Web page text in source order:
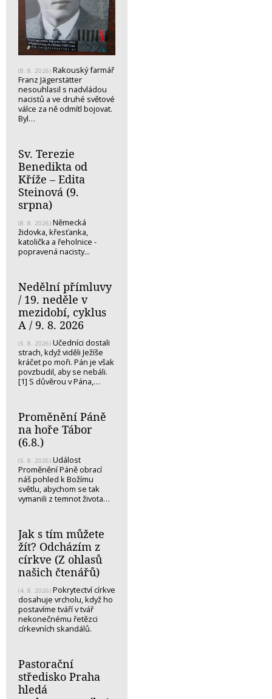
(8. 8. 2026) Rakouský farmář
Franz Jägerstätter
nesouhlasil s nadvládou
nacistů a ve druhé světové
válce za ně odmítl bojovat.
Byl…
Sv. Terezie
Benedikta od
Kříže – Edita
Steinová (9.
srpna)
(8. 8. 2026) Německá
židovka, křesťanka,
katolička a řeholnice -
popravená nacisty...
Nedělní přímluvy
/ 19. neděle v
mezidobí, cyklus
A / 9. 8. 2026
(5. 8. 2026) Učedníci dostali
strach, když viděli Ježíše
kráčet po moři. Pán je však
povzbudil, aby se nebáli.
[1] S důvěrou v Pána,…
Proměnění Páně
na hoře Tábor
(6.8.)
(5. 8. 2026) Událost
Proměnění Páně obrací
náš pohled k Božímu
světlu, abychom se tak
vymanili z temnot života…
Jak s tím můžete
žít? Odcházím z
církve (Z ohlasů
našich čtenářů)
(4. 8. 2026) Pokrytectví církve
dosahuje vrcholu, když ho
postavíme tváří v tvář
nekonečnému řetězci
církevních skandálů.
Pastorační
středisko Praha
hledá